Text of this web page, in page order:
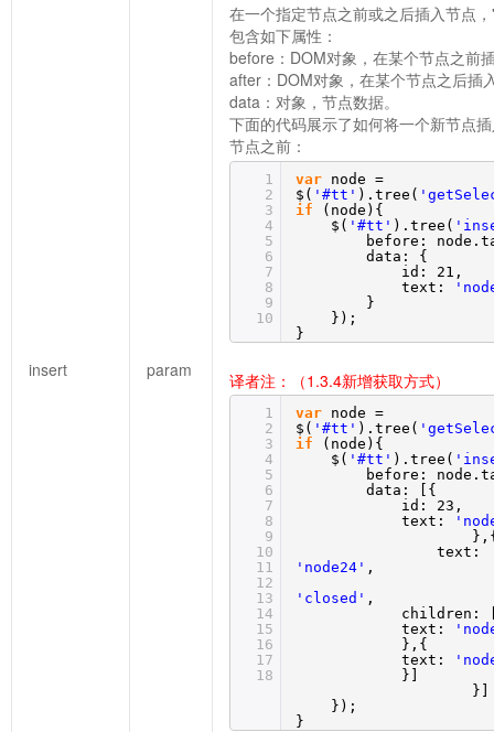
insert param
在一个指定节点之前或之后插入节点
包含如下属性：
before：DOM对象，在某个节点之前
after：DOM对象，在某个节点之后插
data：对象，节点数据。
下面的代码展示了如何将一个新节点
节点之前：
1
2
3
4
5
6
7
8
9
10
var node =
$( '#tt' ).tree(
if
(node){
$( '#tt' ).tree(
before:
data: {
id: 21,
text:
}
});
}
译者注：（1.3.4新增获取方式）
1
2
3
4
5
6
7
8
9
10
11
12
13
14
15
16
17
18
var node =
$( '#tt' ).tree(
if
(node){
$( '#tt' ).tree(
before:
data: [{
id: 23,
text:
text:
'node24' ,
'closed' ,
children:
text:
},{
text:
}]
}]
});
}